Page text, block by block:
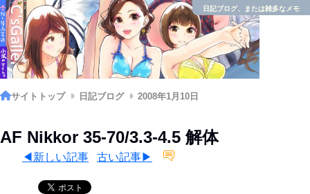
日記ブログ、または雑多なメモ
サイトトップ 日記ブログ 2008年1月10日
AF Nikkor 35-70/3.3-4.5 解体
◀新しい記事 古い記事▶